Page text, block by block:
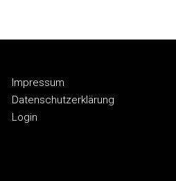
Impressum
Datenschutzerklärung
Login